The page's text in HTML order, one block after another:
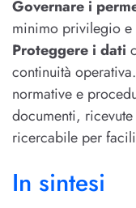
Governare i
minimo privilegio e
Proteggere i dati
continuità operativa.
normative e
documenti,
ricercabile per
In sintesi